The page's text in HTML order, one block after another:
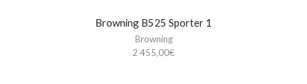
Browning B525 Sporter 1
Browning
2 455,00€